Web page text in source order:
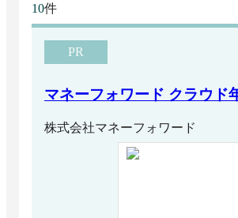
10件
PR
マネーフォワード クラウド
株式会社マネーフォワード